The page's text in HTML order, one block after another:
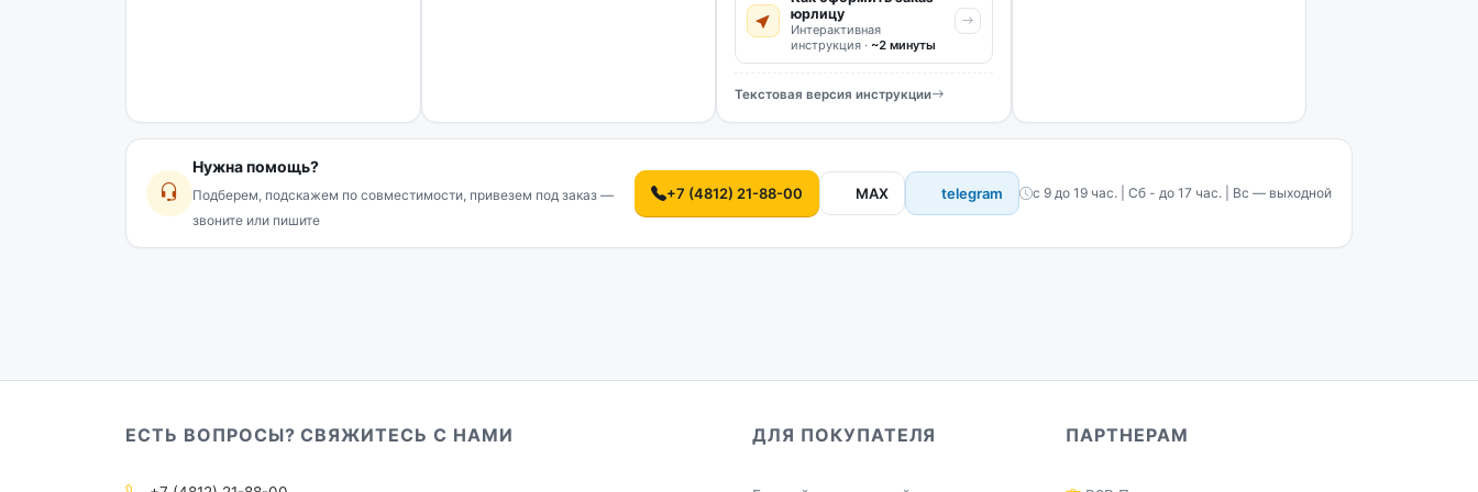
юрлицу
Интерактивная
инструкция · ~2 минуты
Текстовая версия инструкции
Нужна помощь?
Подберем, подскажем по совместимости, привезем под заказ —
звоните или пишите
+7 (4812) 21-88-00 MAX telegram с 9 до 19 час. | Сб - до 17 час. | Вс — выходной
ЕСТЬ ВОПРОСЫ? СВЯЖИТЕСЬ С НАМИ ДЛЯ ПОКУПАТЕЛЯ ПАРТНЕРАМ